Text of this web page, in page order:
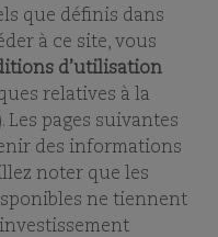
que définis dans
à ce site, vous
d’utilisation
relatives à la
). Les pages suivantes
des informations
noter que les
ne tiennent